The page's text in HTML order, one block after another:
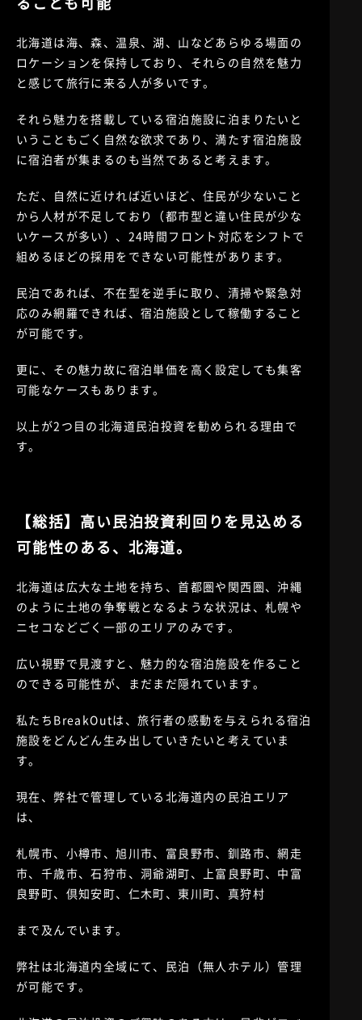
北海道は海、森、温泉、湖、山などあらゆる場面の
ロケーションを保持しており、それらの自然を魅力
と感じて旅行に来る人が多いです。
それら魅力を搭載している宿泊施設に泊まりたいと
いうこともごく自然な欲求であり、満たす宿泊施設
に宿泊者が集まるのも当然であると考えます。
ただ、自然に近ければ近いほど、住民が少ないこと
から人材が不足しており（都市型と違い住民が少な
いケースが多い）、24時間フロント対応をシフトで
組めるほどの採用をできない可能性があります。
民泊であれば、不在型を逆手に取り、清掃や緊急対
応のみ網羅できれば、宿泊施設として稼働すること
が可能です。
更に、その魅力故に宿泊単価を高く設定しても集客
可能なケースもあります。
以上が2つ目の北海道民泊投資を勧められる理由で
す。
【総括】高い民泊投資利回りを見込める
可能性のある、北海道。
北海道は広大な土地を持ち、首都圏や関西圏、沖縄
のように土地の争奪戦となるような状況は、札幌や
ニセコなどごく一部のエリアのみです。
広い視野で見渡すと、魅力的な宿泊施設を作ること
のできる可能性が、まだまだ隠れています。
私たちBreakOutは、旅行者の感動を与えられる宿泊
施設をどんどん生み出していきたいと考えていま
す。
現在、弊社で管理している北海道内の民泊エリア
は、
札幌市、小樽市、旭川市、富良野市、釧路市、網走
市、千歳市、石狩市、洞爺湖町、上富良野町、中富
良野町、倶知安町、仁木町、東川町、真狩村
まで及んでいます。
弊社は北海道内全域にて、民泊（無人ホテル）管理
が可能です。